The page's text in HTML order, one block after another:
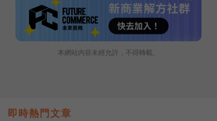
本網站內容未經允許，不得轉載。
即時熱門文章